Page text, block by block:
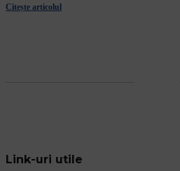
Citește articolul
Link-uri utile